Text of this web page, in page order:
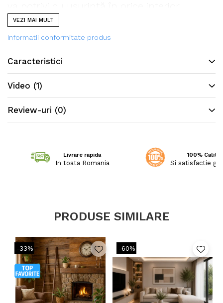
VEZI MAI MULT
Informatii conformitate produs
Caracteristici
Video (1)
Review-uri (0)
Livrare rapida
In toata Romania
100%
Si satisfactie
PRODUSE SIMILARE
-33% -60%